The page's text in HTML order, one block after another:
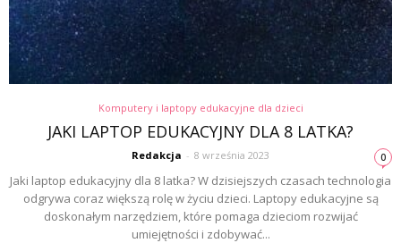
Komputery i laptopy edukacyjne dla dzieci
JAKI LAPTOP EDUKACYJNY DLA 8 LATKA?
Redakcja - 8 września 2023 0
Jaki laptop edukacyjny dla 8 latka? W dzisiejszych czasach technologia
odgrywa coraz większą rolę w życiu dzieci. Laptopy edukacyjne są
doskonałym narzędziem, które pomaga dzieciom rozwijać
umiejętności i zdobywać...